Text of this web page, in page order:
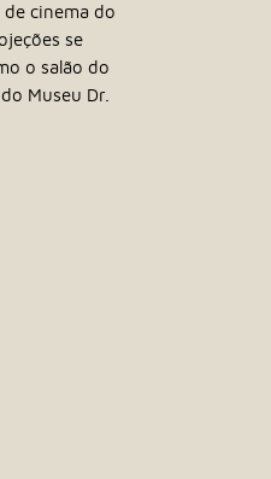
cinema do
se
o salão do
Museu Dr.